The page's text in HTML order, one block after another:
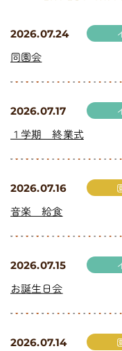
2026.07.24
同園会
2026.07.17
１学期 終業式
2026.07.16
音楽 給食
2026.07.15
お誕生日会
2026.07.14